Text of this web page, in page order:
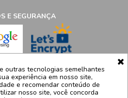
E SEGURANÇA
| CNPJ: 19.316.833/0009-41
Bloco 11, loja 124/125 - Barra da
- RJ – CEP 22775005
outras tecnologias semelhantes
experiência em nosso site,
e recomendar conteúdo de
nosso site, você concorda